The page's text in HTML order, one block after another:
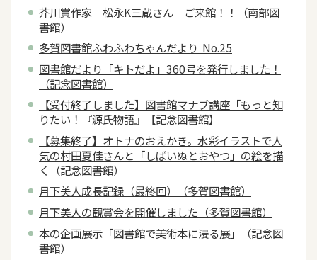
芥川賞作家 松永K三蔵さん ご来館！！（南部図
書館）
多賀図書館ふわふわちゃんだより No.25
図書館だより「キトだよ」360号を発行しました！
（記念図書館）
【受付終了しました】図書館マナブ講座「もっと知
りたい！『源氏物語』【記念図書館】
【募集終了】オトナのおえかき。水彩イラストで人
気の村田夏佳さんと「しばいぬとおやつ」の絵を描
く（記念図書館）
月下美人成長記録（最終回）（多賀図書館）
月下美人の観賞会を開催しました（多賀図書館）
本の企画展示「図書館で美術本に浸る展」（記念図
書館）